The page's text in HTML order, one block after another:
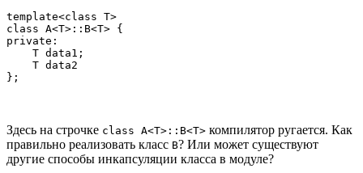
template<class T>
class A<T>::B<T> {
private:
    T data1;
    T data2
};
Здесь на строчке class A<T>::B<T> компилятор ругается. Как
правильно реализовать класс B? Или может существуют
другие способы инкапсуляции класса в модуле?